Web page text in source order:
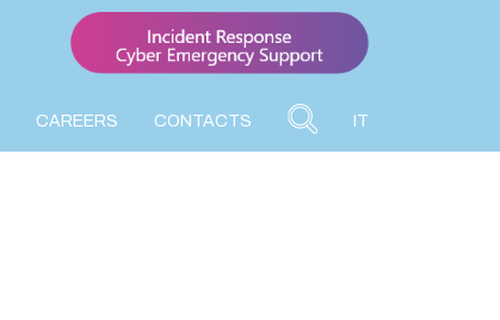
CAREERS CONTACTS IT